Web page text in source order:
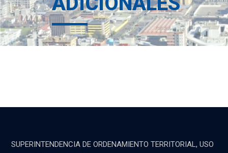
SUPERINTENDENCIA DE ORDENAMIENTO TERRITORIAL, USO